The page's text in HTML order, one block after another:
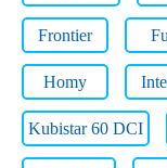
Frontier
Homy
Kubistar 60 DCI